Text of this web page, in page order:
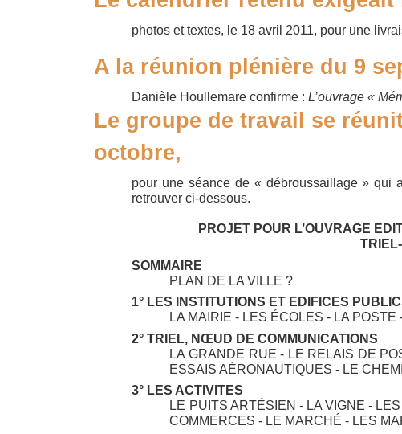
photos et textes, le 18 avril 2011, pour une
A la réunion plénière du 9
Danièle Houllemare confirme :L’ouvrage «
Le groupe de travail se
octobre,
pour une séance de « débroussaillage » qui
retrouver ci-dessous.
PROJET POUR L’OUVRAGE
SOMMAIRE
PLAN DE LA VILLE ?
1° LES INSTITUTIONS ET EDIFICES
LA MAIRIE - LES ÉCOLES - LA POSTE
2° TRIEL, NŒUD DE COMMUNICATIONS
LA GRANDE RUE - LE RELAIS DE
ESSAIS AÉRONAUTIQUES - LE
3° LES ACTIVITES
LE PUITS ARTÉSIEN - LA VIGNE -
COMMERCES - LE MARCHÉ - LES